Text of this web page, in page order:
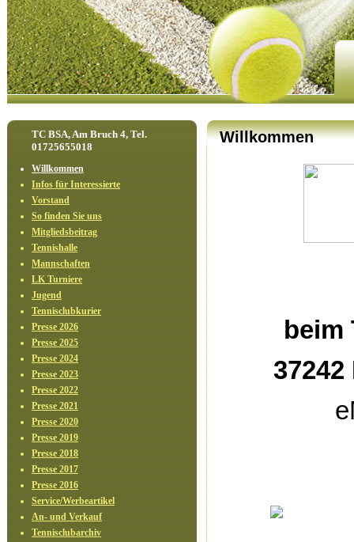
TC BSA, Am Bruch 4, Tel.
01725655018
Willkommen
Infos für Interessierte
Vorstand
So finden Sie uns
Mitgliedsbeitrag
Tennishalle
Mannschaften
LK Turniere
Jugend
Tennisclubkurier
Presse 2026
Presse 2025
Presse 2024
Presse 2023
Presse 2022
Presse 2021
Presse 2020
Presse 2019
Presse 2018
Presse 2017
Presse 2016
Service/Werbeartikel
An- und Verkauf
Tennisclubarchiv
Willkommen
beim